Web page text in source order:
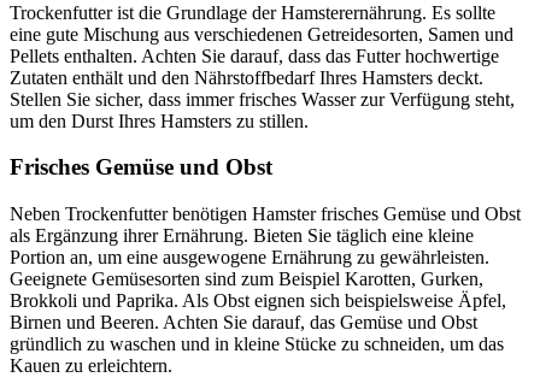
Trockenfutter ist die Grundlage der Hamsterernährung. Es sollte
eine gute Mischung aus verschiedenen Getreidesorten, Samen und
Pellets enthalten. Achten Sie darauf, dass das Futter hochwertige
Zutaten enthält und den Nährstoffbedarf Ihres Hamsters deckt.
Stellen Sie sicher, dass immer frisches Wasser zur Verfügung steht,
um den Durst Ihres Hamsters zu stillen.
Frisches Gemüse und Obst
Neben Trockenfutter benötigen Hamster frisches Gemüse und Obst
als Ergänzung ihrer Ernährung. Bieten Sie täglich eine kleine
Portion an, um eine ausgewogene Ernährung zu gewährleisten.
Geeignete Gemüsesorten sind zum Beispiel Karotten, Gurken,
Brokkoli und Paprika. Als Obst eignen sich beispielsweise Äpfel,
Birnen und Beeren. Achten Sie darauf, das Gemüse und Obst
gründlich zu waschen und in kleine Stücke zu schneiden, um das
Kauen zu erleichtern.